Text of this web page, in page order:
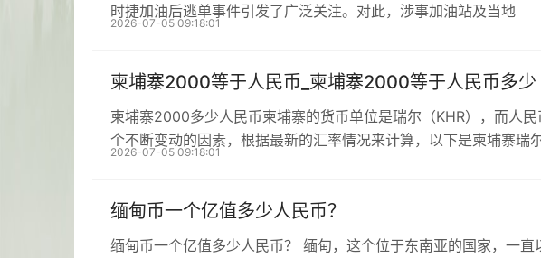
时捷加油后逃单事件引发了广泛关注。对此，涉事加油站及当地
2026-07-05 09:18:01
柬埔寨2000等于人民币_柬埔寨2000等于人民币多少
柬埔寨2000多少人民币柬埔寨的货币单位是瑞尔（KHR），而人
个不断变动的因素，根据最新的汇率情况来计算，以下是柬埔寨瑞
2026-07-05 09:18:01
缅甸币一个亿值多少人民币？
缅甸币一个亿值多少人民币？ 缅甸，这个位于东南亚的国家，一